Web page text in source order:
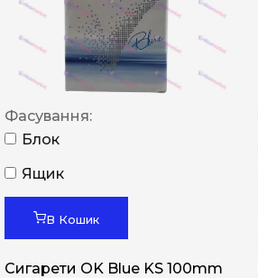
Фасування:
Блок
Ящик
В Кошик
Сигарети OK Blue KS 100mm